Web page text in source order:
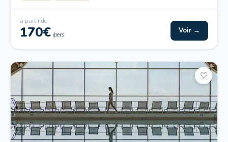
à partir de
170€ /pers. Voir →
♡